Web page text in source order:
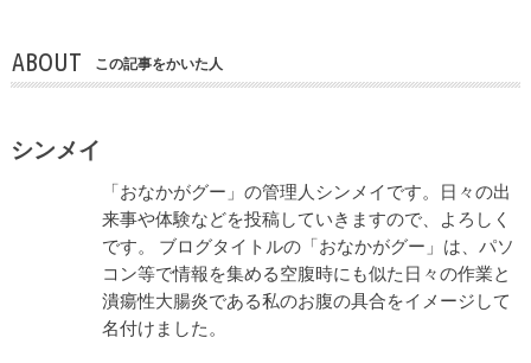
ABOUT この記事をかいた人
シンメイ
「おなかがグー」の管理人シンメイです。日々の出
来事や体験などを投稿していきますので、よろしく
です。 ブログタイトルの「おなかがグー」は、パソ
コン等で情報を集める空腹時にも似た日々の作業と
潰瘍性大腸炎である私のお腹の具合をイメージして
名付けました。